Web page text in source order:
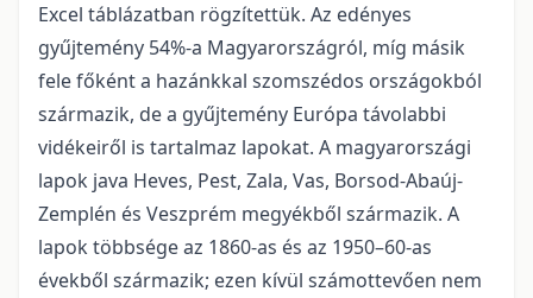
Excel táblázatban rögzítettük. Az edényes
gyűjtemény 54%-a Magyarországról, míg másik
fele főként a hazánkkal szomszédos országokból
származik, de a gyűjtemény Európa távolabbi
vidékeiről is tartalmaz lapokat. A magyarországi
lapok java Heves, Pest, Zala, Vas, Borsod-Abaúj-
Zemplén és Veszprém megyékből származik. A
lapok többsége az 1860-as és az 1950–60-as
évekből származik; ezen kívül számottevően nem